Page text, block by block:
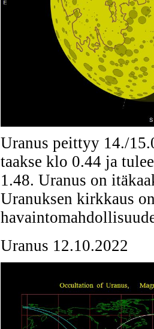
Uranus peittyy 14./
taakse klo 0.44 ja
1.48. Uranus on
Uranuksen kirkkaus
Uranus 12.10.2022